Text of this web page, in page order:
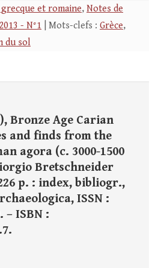
et romaine, Notes de
- N°1 | Mots-clefs : Grèce,
du sol
Bronze Age Carian
and finds from the
agora (c. 3000-1500
Bretschneider
p. : index, bibliogr.,
ISSN :
– ISBN :